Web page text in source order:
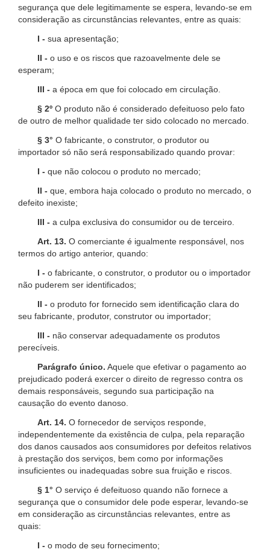
segurança que dele legitimamente se espera, levando-se em
consideração as circunstâncias relevantes, entre as quais:
I - sua apresentação;
II - o uso e os riscos que razoavelmente dele se
esperam;
III - a época em que foi colocado em circulação.
§ 2º O produto não é considerado defeituoso pelo fato
de outro de melhor qualidade ter sido colocado no mercado.
§ 3° O fabricante, o construtor, o produtor ou
importador só não será responsabilizado quando provar:
I - que não colocou o produto no mercado;
II - que, embora haja colocado o produto no mercado, o
defeito inexiste;
III - a culpa exclusiva do consumidor ou de terceiro.
Art. 13. O comerciante é igualmente responsável, nos
termos do artigo anterior, quando:
I - o fabricante, o construtor, o produtor ou o importador
não puderem ser identificados;
II - o produto for fornecido sem identificação clara do
seu fabricante, produtor, construtor ou importador;
III - não conservar adequadamente os produtos
perecíveis.
Parágrafo único. Aquele que efetivar o pagamento ao
prejudicado poderá exercer o direito de regresso contra os
demais responsáveis, segundo sua participação na
causação do evento danoso.
Art. 14. O fornecedor de serviços responde,
independentemente da existência de culpa, pela reparação
dos danos causados aos consumidores por defeitos relativos
à prestação dos serviços, bem como por informações
insuficientes ou inadequadas sobre sua fruição e riscos.
§ 1° O serviço é defeituoso quando não fornece a
segurança que o consumidor dele pode esperar, levando-se
em consideração as circunstâncias relevantes, entre as
quais:
I - o modo de seu fornecimento;